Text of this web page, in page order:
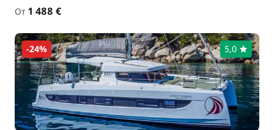
От 1 488 €
-24% 5,0